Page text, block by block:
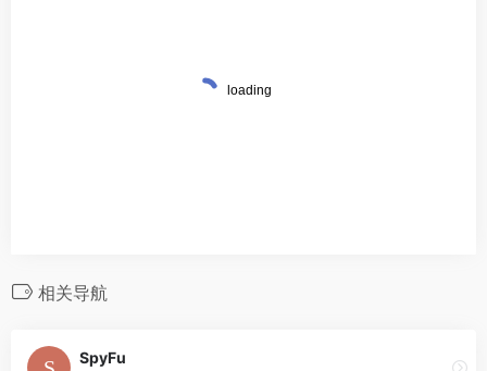
相关导航
SpyFu